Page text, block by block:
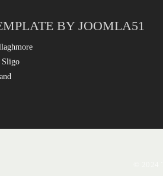
BY JOOMLA51
Sligo